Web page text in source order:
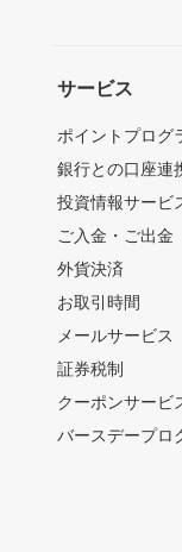
サービス
ポイントプログ
銀行との口座連
投資情報サービ
ご入金・ご出金
外貨決済
お取引時間
メールサービス
証券税制
クーポンサービ
バースデープロ